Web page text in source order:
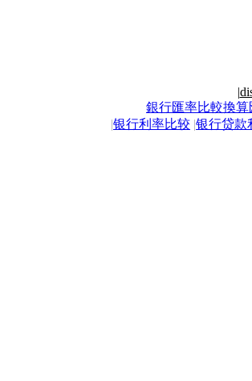
|
銀行匯率比較換算
|银行利率比较 |银行贷款